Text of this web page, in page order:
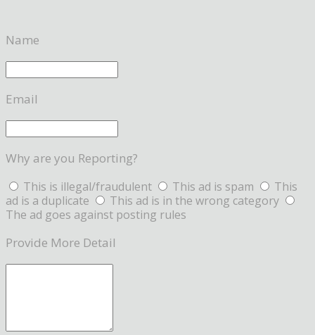
Name
Email
Why are you Reporting?
This is illegal/fraudulent This ad is spam
This
ad is a duplicate
This ad is in the wrong category
The ad goes against posting rules
Provide More Detail